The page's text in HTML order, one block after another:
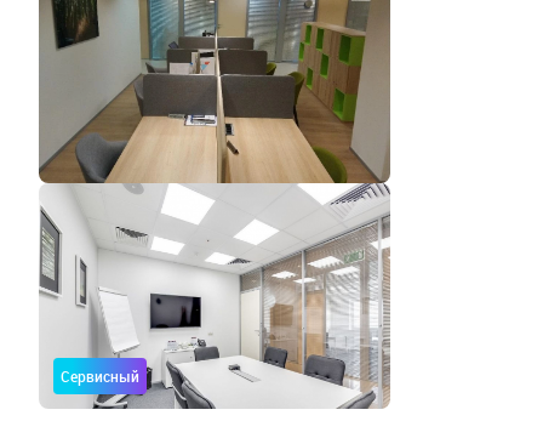
Сервисный